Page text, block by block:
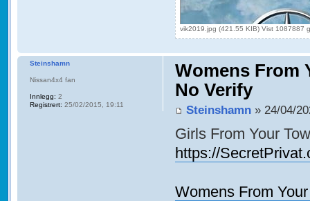
vik2019.jpg (421.55 KIB) Vist 1087887
Womens From
No Verify
Steinshamn » 24/04/
Girls From Your
https://
Womens From
Steinshamn
Nissan4x4 fan
Innlegg: 2
Registrert: 25/02/2015, 19:11